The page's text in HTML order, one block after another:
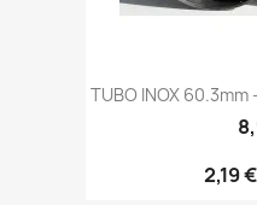
TUBO INOX 60.3mm
2,19 €